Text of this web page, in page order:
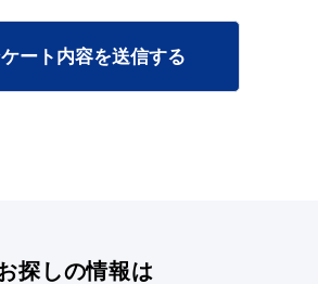
ート内容を送信する
探しの情報は